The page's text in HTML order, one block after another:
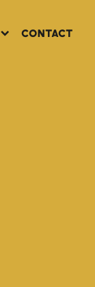
CONTACT